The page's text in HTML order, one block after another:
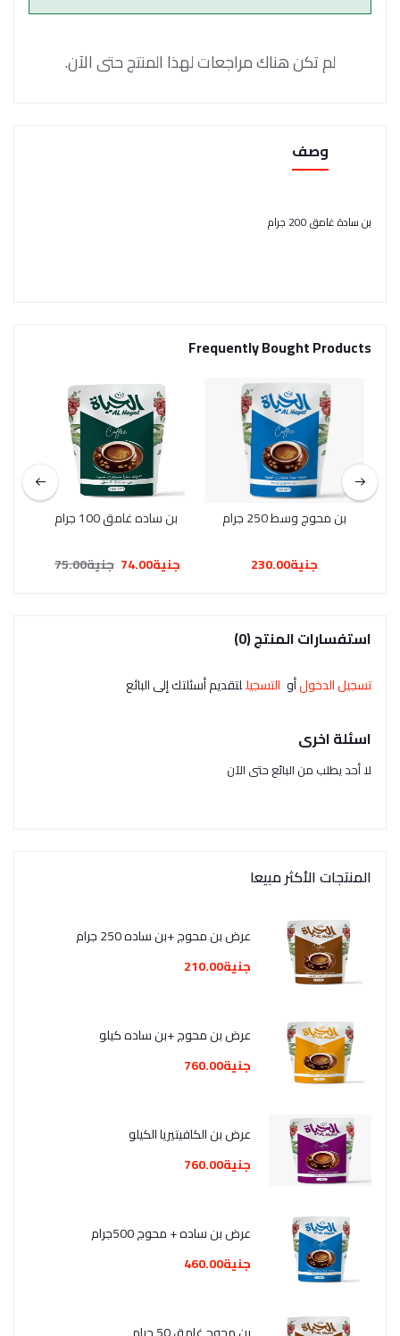
لم تكن هناك مراجعات لهذا المنتج حتى الآن.
وصف
بن سادة غامق 200 جرام
Frequently Bought Products
بن محوج وسط 250 جرام
جنية230.00
بن ساده غامق 100 جرام
جنية74.00
جنية75.00
استفسارات المنتج (0)
تسجيل الدخولأو التسجيللتقديم أسئلتك إلى البائع
اسئلة اخرى
لا أحد يطلب من البائع حتى الآن
المنتجات الأكثر مبيعا
عرض بن محوج +بن ساده 250 جرام
جنية210.00
عرض بن محوج +بن ساده كيلو
جنية760.00
عرض بن الكافيتيريا الكيلو
جنية760.00
عرض بن ساده + محوج 500جرام
جنية460.00